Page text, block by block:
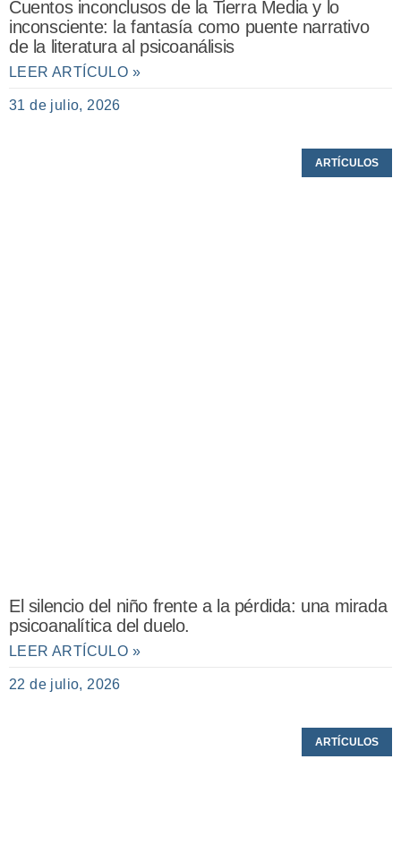
Cuentos inconclusos de la Tierra Media y lo
inconsciente: la fantasía como puente narrativo
de la literatura al psicoanálisis
LEER ARTÍCULO »
31 de julio, 2026
ARTÍCULOS
El silencio del niño frente a la pérdida: una mirada
psicoanalítica del duelo.
LEER ARTÍCULO »
22 de julio, 2026
ARTÍCULOS